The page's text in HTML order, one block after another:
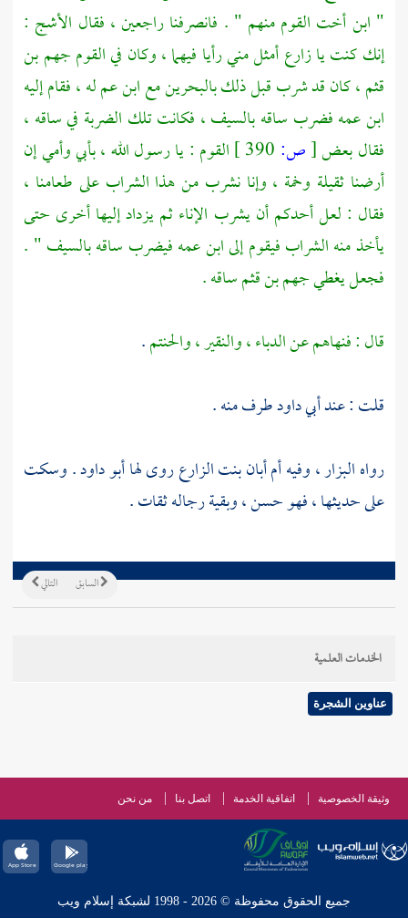
" ابن أخت القوم منهم " . فانصرفنا راجعين ، فقال الأشج :
إنك كنت يازارعأمثل مني رأيا فيهما ، وكان في القومجهم بن
قثم ،كان قد شرب قبل ذلكبالبحرينمع ابن عم له ، فقام إليه
ابن عمه فضرب ساقه بالسيف ، فكانت تلك الضربة في ساقه ،
فقال بعض[ص:
القوم : يا رسول الله ، بأبي وأمي إن
أرضنا ثقيلة وخمة ، وإنا نشرب من هذا الشراب على طعامنا ،
فقال : لعل أحدكم أن يشرب الإناء ثم يزداد إليها أخرى حتى
يأخذ منه الشراب فيقوم إلى ابن عمه فيضرب ساقه بالسيف " .
فجعل يغطيجهم بن قثمساقه .
قال : فنهاهم عن الدباء ، والنقير ، والحنتم.
قلت : عندأبي داودطرف منه .
رواهالبزار، وفيهأم أبان بنت الزارعروى لهاأبو داود. وسكت
على حديثها ، فهو حسن ، وبقية رجاله ثقات .
التالي السابق
الخدمات العلمية
عناوين الشجرة
وثيقة الخصوصية اتفاقية الخدمة اتصل بنا من نحن
جميع الحقوق محفوظة © 2026 - 1998 لشبكة إسلام ويب